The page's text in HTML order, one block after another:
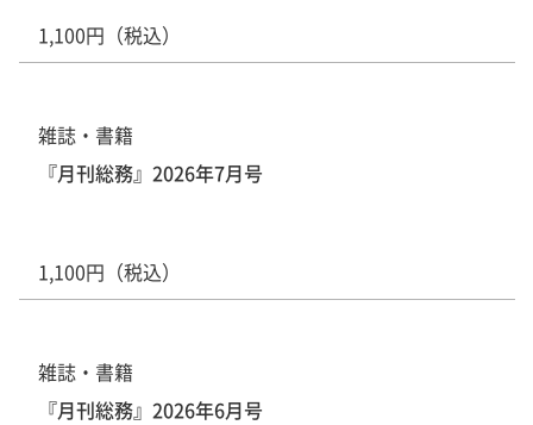
1,100円（税込）
雑誌・書籍
『月刊総務』2026年7月号
1,100円（税込）
雑誌・書籍
『月刊総務』2026年6月号